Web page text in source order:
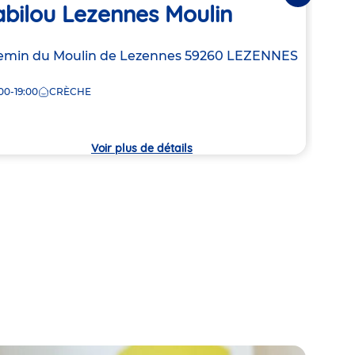
Lezennes Moulin
du Moulin de Lezennes 59260 LEZENNES
19:00 CRÈCHE
Voir plus de détails